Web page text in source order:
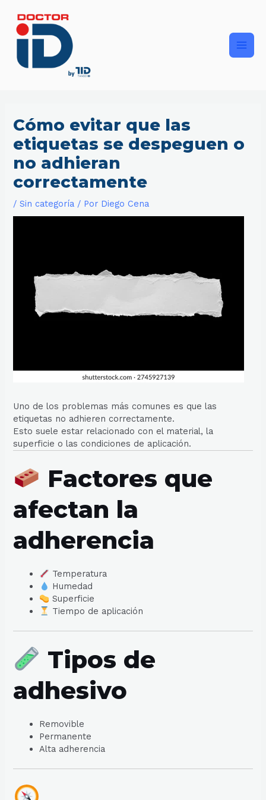
contenido
Cómo evitar que las
etiquetas se despeguen o
no adhieran
correctamente
/Sin categoría / Por Diego Cena
Uno de los problemas más comunes es que las
etiquetas no adhieren correctamente.
Esto suele estar relacionado con el material, la
superficie o las condiciones de aplicación.
Factores que
afectan la
adherencia
Temperatura
Humedad
Superficie
Tiempo de aplicación
Tipos de
adhesivo
Removible
Permanente
Alta adherencia